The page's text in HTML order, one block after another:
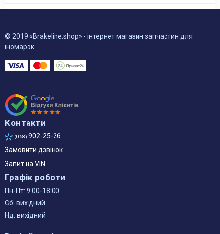
© 2019 «Brakeline.shop» - інтернет магазин запчастин для
іномарок
Контакти
(068) 902-25-26
Замовити дзвінок
Запит на VIN
Графік роботи
Пн-Пт: 9:00-18:00
Сб: вихідний
Нд: вихідний